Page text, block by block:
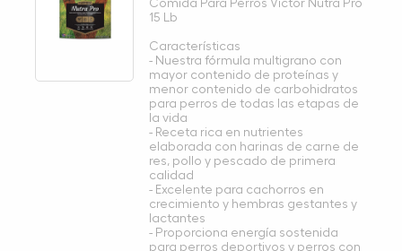
Comida Para Perros Victor Nutra Pro
15 Lb
Características
- Nuestra fórmula multigrano con
mayor contenido de proteínas y
menor contenido de carbohidratos
para perros de todas las etapas de
la vida
- Receta rica en nutrientes
elaborada con harinas de carne de
res, pollo y pescado de primera
calidad
- Excelente para cachorros en
crecimiento y hembras gestantes y
lactantes
- Proporciona energía sostenida
para perros deportivos y perros con